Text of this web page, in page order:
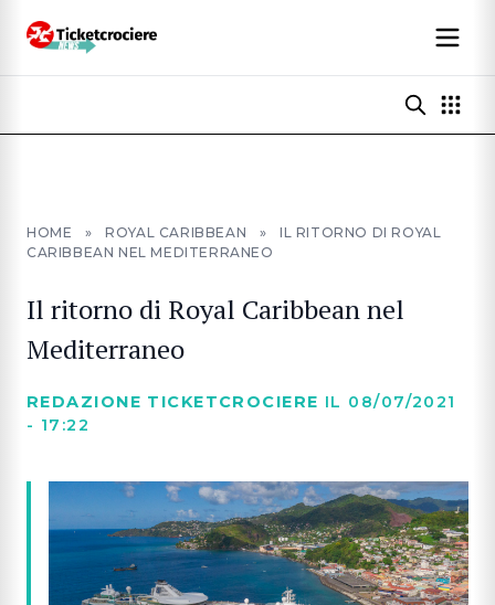
HOME » ROYAL CARIBBEAN »
IL RITORNO DI ROYAL
CARIBBEAN NEL MEDITERRANEO
Il ritorno di Royal Caribbean nel
Mediterraneo
REDAZIONE TICKETCROCIERE IL 08/07/2021
- 17:22